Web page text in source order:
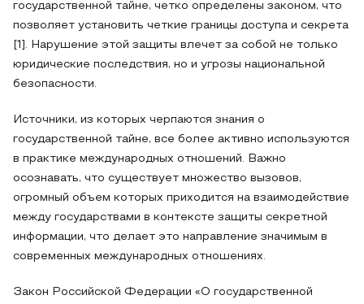
государственной тайне, четко определены законом, что
позволяет установить четкие границы доступа и секрета
[1]. Нарушение этой защиты влечет за собой не только
юридические последствия, но и угрозы национальной
безопасности.
Источники, из которых черпаются знания о
государственной тайне, все более активно используются
в практике международных отношений. Важно
осознавать, что существует множество вызовов,
огромный объем которых приходится на взаимодействие
между государствами в контексте защиты секретной
информации, что делает это направление значимым в
современных международных отношениях.
Закон Российской Федерации «О государственной